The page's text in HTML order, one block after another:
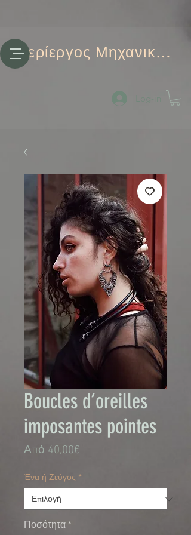
Περίεργος Μηχανικός
Log-in
Boucles d’oreilles
imposantes pointes
Από 40,00€
Ένα ή Ζεύγος *
Ποσότητα *